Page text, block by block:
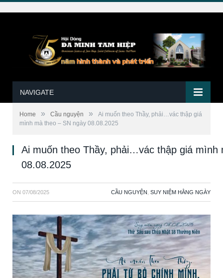
NAVIGATE
Home » Cầu nguyện »
Ai muốn theo Thầy, phải…vác thập giá
mình mà theo – SN ngày 08.08.2025
Ai muốn theo Thầy, phải…vác thập giá mình
08.08.2025
ON 07/08/2025 CẦU NGUYỆN SUY NIỆM HẰNG NGÀY